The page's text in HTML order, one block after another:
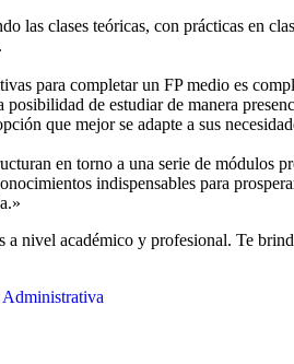
las clases teóricas, con prácticas en
para completar un FP medio es
de estudiar de manera
que mejor se adapte a sus
en torno a una serie de módulos
indispensables para
nivel académico y profesional. Te